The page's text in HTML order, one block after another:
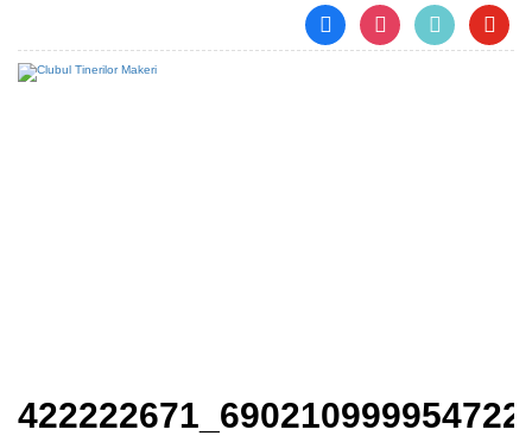
facebookinstagram
tiktok
422222671_690210999954